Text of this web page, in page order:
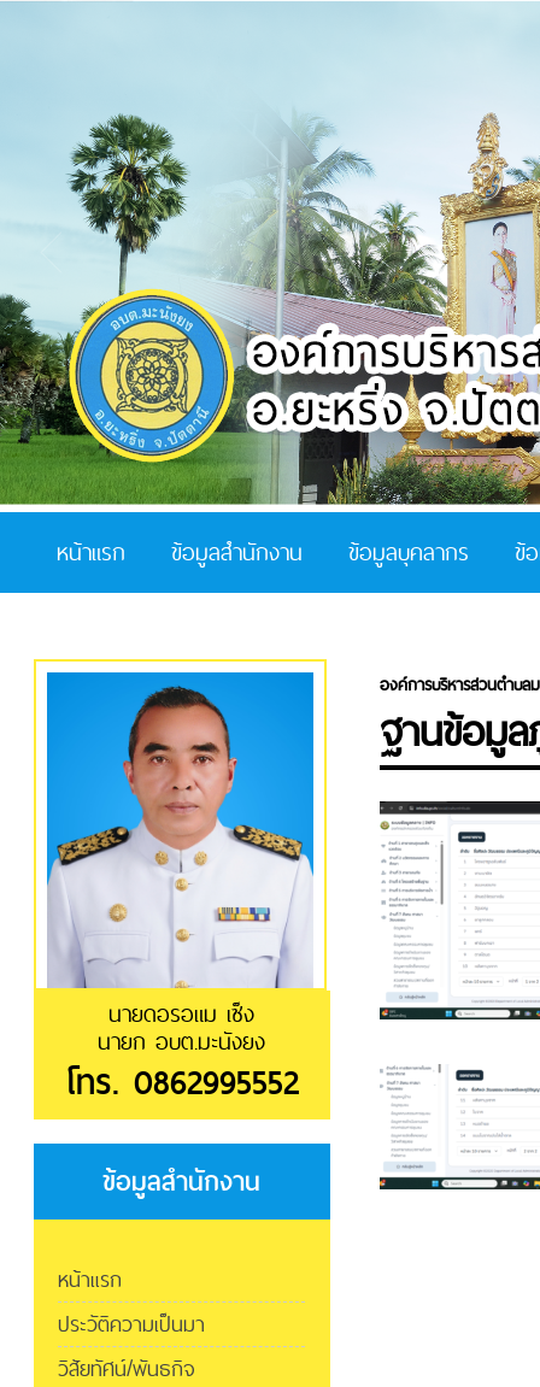
หน้าแรก ข้อมูลสำนักงาน ข้อมูลบุคลากร ข้
นายดอรอแม เซ็ง
นายก อบต.มะนังยง
โทร. 0862995552
ข้อมูลสำนักงาน
หน้าแรก
ประวัติความเป็นมา
วิสัยทัศน์/พันธกิจ
องค์การบริหารส่วนตำบล
ฐานข้อมู